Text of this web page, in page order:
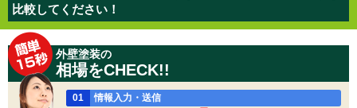
比較してください！
外壁塗装の
相場をCHECK!!
01 情報入力・送信